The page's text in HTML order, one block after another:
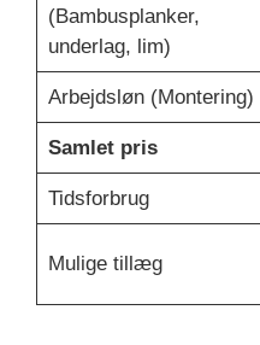
(Bambusplanker,
underlag, lim)
Arbejdsløn (Montering)
Samlet pris
Tidsforbrug
Mulige tillæg